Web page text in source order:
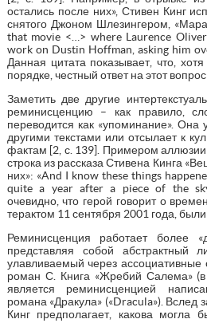
остались после них», Стивен Кинг
снятого Джоном Шлезингером,
that movie <…> where Laurence
work on Dustin Hoffman, asking him
Данная цитата показывает, что,
порядке, честный ответ на этот вопрос
Заметить две другие
реминисценцию – как правило,
переводится как «упоминание». Она
другими текстами или отсылает к
фактам [2, с. 139]. Примером
строка из рассказа Стивена Кинга
них»: «And I know these things
quite a year after a piece of the
очевидно, что герой говорит о
терактом 11 сентября 2001 года,
Реминисценция работает более
представляя собой абстрактный
улавливаемый через ассоциативные
роман С. Книга «Жребий Салема» (в
является реминисценцией
романа «Дракула» («Dracula»). Вслед
Кинг предполагает, какова могла